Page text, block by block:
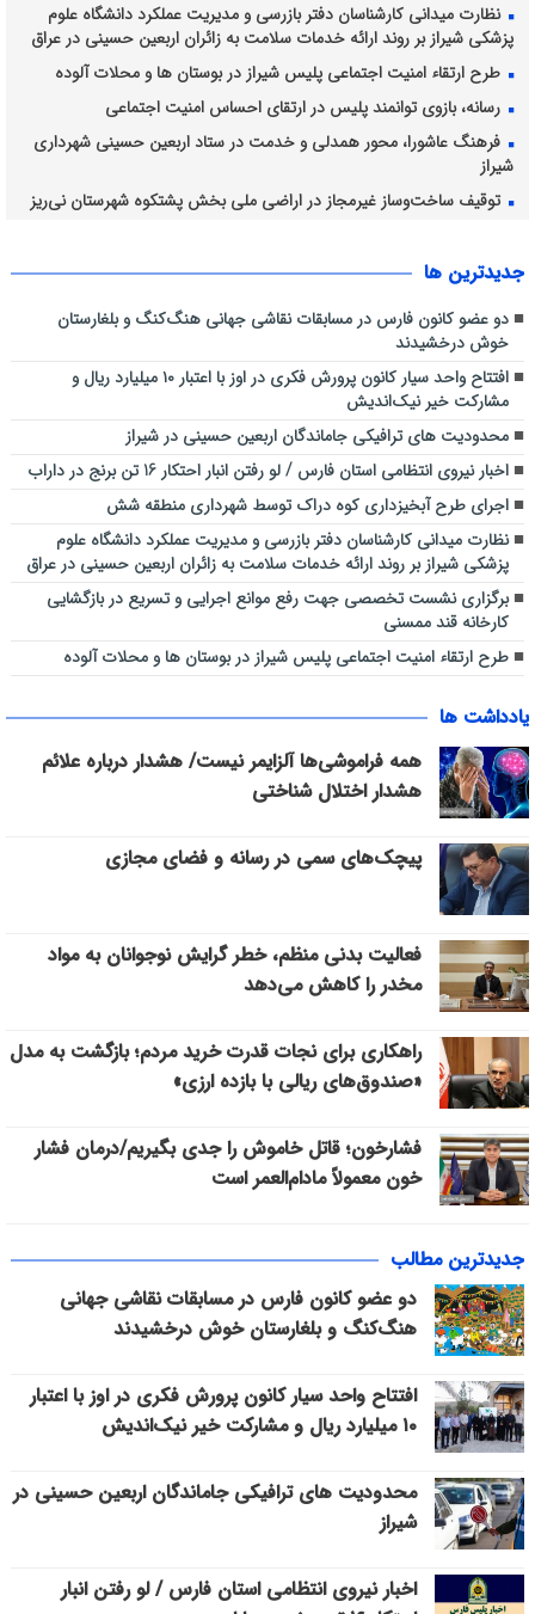
نظارت میدانی کارشناسان دفتر بازرسی و مدیریت عملکرد دانشگاه علوم
پزشکی شیراز بر روند ارائه خدمات سلامت به زائران اربعین حسینی در عراق
طرح ارتقاء امنیت اجتماعی پلیس شیراز در بوستان ها و محلات آلوده
رسانه، بازوی توانمند پلیس در ارتقای احساس امنیت اجتماعی
فرهنگ عاشورا، محور همدلی و خدمت در ستاد اربعین حسینی شهرداری
شیراز
توقیف ساخت‌وساز غیرمجاز در اراضی ملی بخش پشتکوه شهرستان نی‌ریز
جديدترين ها
دو عضو کانون فارس در مسابقات نقاشی جهانی هنگ‌کنگ و بلغارستان
خوش درخشیدند
افتتاح واحد سیار کانون پرورش فکری در اوز با اعتبار ۱۰ میلیارد ریال و
مشارکت خیر نیک‌اندیش
محدودیت های ترافیکی جاماندگان اربعین حسینی در شیراز
اخبار نیروی انتظامی استان فارس / لو رفتن انبار احتکار 16 تن برنج در داراب
اجرای طرح آبخیزداری کوه دراک توسط شهرداری منطقه شش
نظارت میدانی کارشناسان دفتر بازرسی و مدیریت عملکرد دانشگاه علوم
پزشکی شیراز بر روند ارائه خدمات سلامت به زائران اربعین حسینی در عراق
برگزاری نشست تخصصی جهت رفع موانع اجرایی و تسریع در بازگشایی
کارخانه قند ممسنی
طرح ارتقاء امنیت اجتماعی پلیس شیراز در بوستان ها و محلات آلوده
یادداشت ها
همه فراموشی‌ها آلزایمر نیست/ هشدار درباره علائم
هشدار اختلال شناختی
پیچک‌های سمی در رسانه و فضای مجازی
فعالیت بدنی منظم، خطر گرایش نوجوانان به مواد
مخدر را کاهش می‌دهد
راهکاری برای نجات قدرت خرید مردم؛ بازگشت به مدل
«صندوق‌های ریالی با بازده ارزی»
فشارخون؛ قاتل خاموش را جدی بگیریم/درمان فشار
خون معمولاً مادام‌العمر است
جدیدترین مطالب
دو عضو کانون فارس در مسابقات نقاشی جهانی
هنگ‌کنگ و بلغارستان خوش درخشیدند
افتتاح واحد سیار کانون پرورش فکری در اوز با اعتبار
۱۰ میلیارد ریال و مشارکت خیر نیک‌اندیش
محدودیت های ترافیکی جاماندگان اربعین حسینی در
شیراز
اخبار نیروی انتظامی استان فارس / لو رفتن انبار